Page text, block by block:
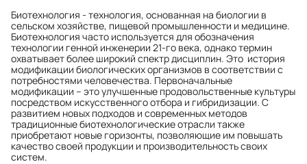
Биотехнология - технология, основанная на биологии в
сельском хозяйстве, пищевой промышленности и медицине.
Биотехнология часто используется для обозначения
технологии генной инженерии 21-го века, однако термин
охватывает более широкий спектр дисциплин. Это история
модификации биологических организмов в соответствии с
потребностями человечества. Первоначальные
модификации – это улучшенные продовольственные культуры
посредством искусственного отбора и гибридизации. С
развитием новых подходов и современных методов
традиционные биотехнологические отрасли также
приобретают новые горизонты, позволяющие им повышать
качество своей продукции и производительность своих
систем.